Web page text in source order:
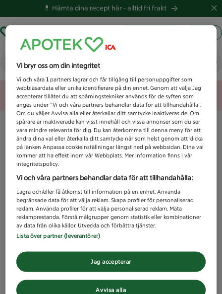
💊 Hämta dina recept här -alltid fri frakt
Vad letar du efter idag?
Unknown error
Vi bryr oss om din integritet
Vi och våra1 partners lagrar och får tillgång till personuppgifter som
webbläsardata eller unika identifierare på din enhet. Genom att välja Jag
accepterar tillåter du att spårningstekniker används för de syften som
anges under ”Vi och våra partners behandlar data för att tillhandahålla”.
Om du väljer Avvisa alla eller återkallar ditt samtycke inaktiveras de. Om
spårare är inaktiverade kan visst innehåll och vissa annonser som du ser
vara mindre relevanta för dig. Du kan återkomma till denna meny för att
ändra dina val eller återkalla ditt samtycke när som helst genom att klicka
på länken Anpassa cookieinställningar längst ned på webbsidan. Dina val
kommer att ha effekt inom vår Webbplats. Mer information finns i vår
integritetspolicy.
Vi och våra partners behandlar data för att tillhandahålla:
Lagra och/eller få åtkomst till information på en enhet. Använda
begränsade data för att välja reklam. Skapa profiler för personaliserad
reklam. Använda profiler för att välja personaliserad reklam. Mäta
reklamprestanda. Förstå målgrupper genom statistik eller kombinationer
av data från olika källor. Utveckla och förbättra tjänster.
Lista över partner (leverantörer)
Avvisa alla
Jag accepterar